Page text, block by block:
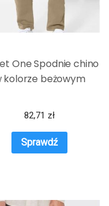
One Spodnie chino
kolorze beżowym
82,71 zł
Sprawdź